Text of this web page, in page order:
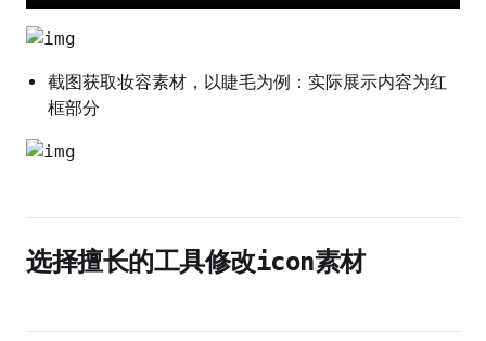
截图获取妆容素材，以睫毛为例：实际展示内容为红
框部分
选择擅长的工具修改icon素材